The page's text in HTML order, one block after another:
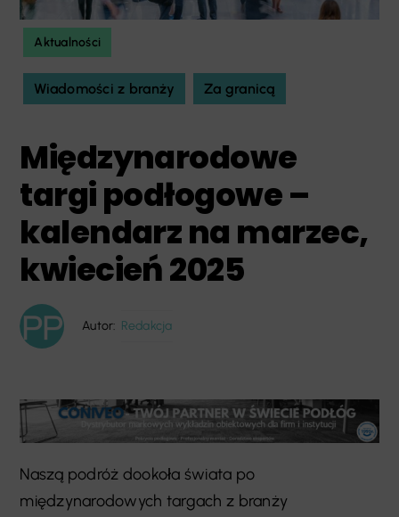
Aktualności
Wiadomości z branży Za granicą
Międzynarodowe
targi podłogowe –
kalendarz na marzec,
kwiecień 2025
Autor: Redakcja
Naszą podróż dookoła świata po
międzynarodowych targach z branży